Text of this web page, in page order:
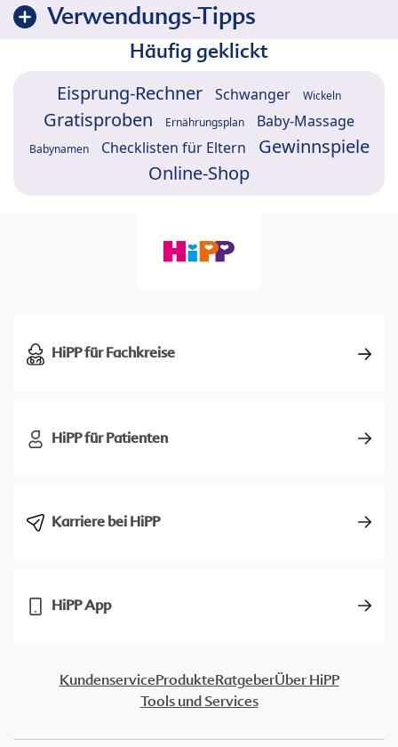
Verwendungs-Tipps
Häufig geklickt
Eisprung-Rechner Schwanger Wickeln
Gratisproben Ernährungsplan Baby-Massage
Babynamen Checklisten für Eltern
Gewinnspiele
Online-Shop
HiPP für Fachkreise
HiPP für Patienten
Karriere bei HiPP
HiPP App
KundenserviceProdukteRatgeberÜber HiPP
Tools und Services